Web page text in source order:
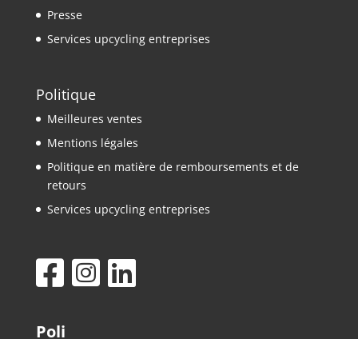
Presse
Services upcycling entreprises
Politique
Meilleures ventes
Mentions légales
Politique en matière de remboursements et de
retours
Services upcycling entreprises
Poli